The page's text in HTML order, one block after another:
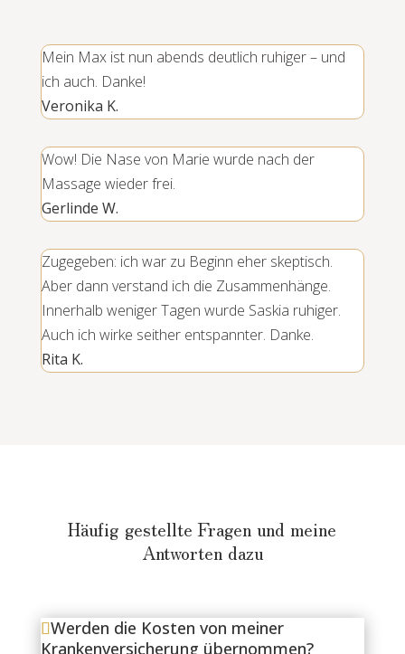
Mein Max ist nun abends deutlich ruhiger – und
ich auch. Danke!
Veronika K.
Wow! Die Nase von Marie wurde nach der
Massage wieder frei.
Gerlinde W.
Zugegeben: ich war zu Beginn eher skeptisch.
Aber dann verstand ich die Zusammenhänge.
Innerhalb weniger Tagen wurde Saskia ruhiger.
Auch ich wirke seither entspannter. Danke.
Rita K.
Häufig gestellte Fragen und meine
Antworten dazu
Werden die Kosten von meiner
Krankenversicherung übernommen?